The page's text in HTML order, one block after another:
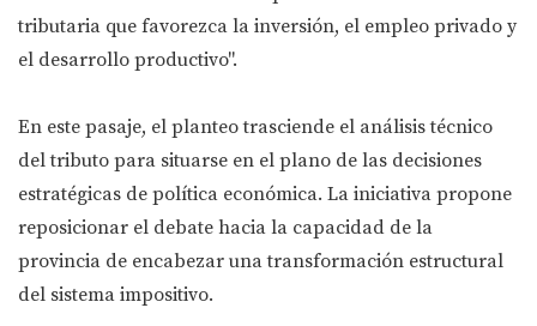
tributaria que favorezca la inversión, el empleo privado y
el desarrollo productivo".
En este pasaje, el planteo trasciende el análisis técnico
del tributo para situarse en el plano de las decisiones
estratégicas de política económica. La iniciativa propone
reposicionar el debate hacia la capacidad de la
provincia de encabezar una transformación estructural
del sistema impositivo.